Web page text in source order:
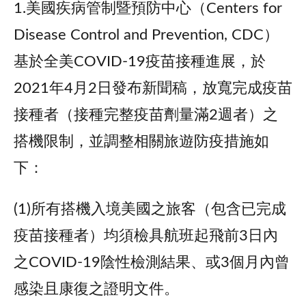
1.美國疾病管制暨預防中心（Centers for
Disease Control and Prevention, CDC）
基於全美COVID-19疫苗接種進展，於
2021年4月2日發布新聞稿，放寬完成疫苗
接種者（接種完整疫苗劑量滿2週者）之
搭機限制，並調整相關旅遊防疫措施如
下：
(1)所有搭機入境美國之旅客（包含已完成
疫苗接種者）均須檢具航班起飛前3日內
之COVID-19陰性檢測結果、或3個月內曾
感染且康復之證明文件。